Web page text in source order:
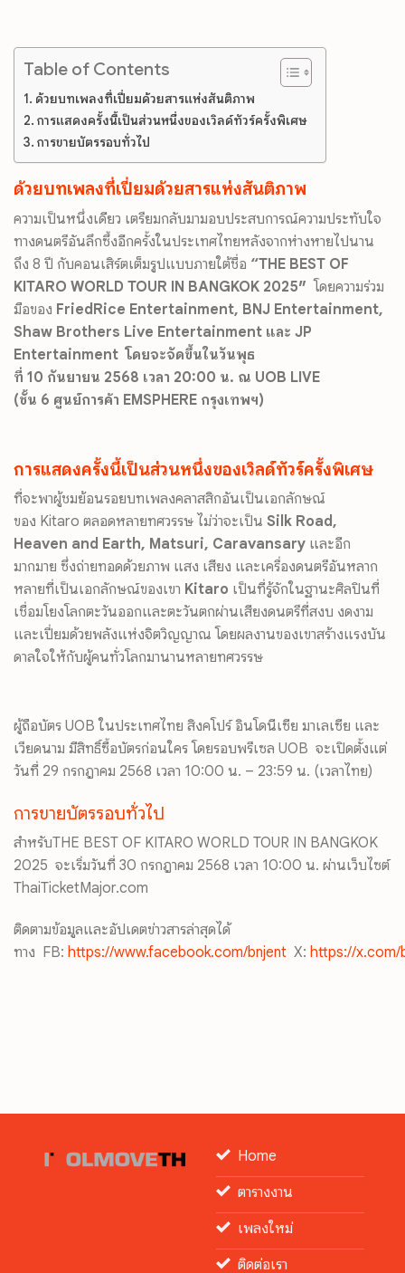
Table of Contents
ด้วยบทเพลงที่เปี่ยมด้วยสารแห่งสันติภาพ
การแสดงครั้งนี้เป็นส่วนหนึ่งของเวิลด์ทัวร์ครั้งพิเศษ
การขายบัตรรอบทั่วไป
ด้วยบทเพลงที่เปี่ยมด้วยสารแห่งสันติภาพ
ความเป็นหนึ่งเดียว เตรียมกลับมามอบประสบการณ์ความประทับใจ
ทางดนตรีอันลึกซึ้งอีกครั้งในประเทศไทยหลังจากห่างหายไปนาน
ถึง 8 ปี กับคอนเสิร์ตเต็มรูปแบบภายใต้ชื่อ “THE BEST OF
KITARO WORLD TOUR IN BANGKOK 2025″ โดยความร่วม
มือของ FriedRice Entertainment, BNJ Entertainment,
Shaw Brothers Live Entertainment และ JP
Entertainment โดยจะจัดขึ้นในวันพุธ
ที่ 10 กันยายน 2568 เวลา 20:00 น. ณ UOB LIVE
(ชั้น 6 ศูนย์การค้า EMSPHERE กรุงเทพฯ)
การแสดงครั้งนี้เป็นส่วนหนึ่งของเวิลด์ทัวร์ครั้งพิเศษ
ที่จะพาผู้ชมย้อนรอยบทเพลงคลาสสิกอันเป็นเอกลักษณ์
ของ Kitaro ตลอดหลายทศวรรษ ไม่ว่าจะเป็น Silk Road,
Heaven and Earth, Matsuri, Caravansary และอีก
มากมาย ซึ่งถ่ายทอดด้วยภาพ แสง เสียง และเครื่องดนตรีอันหลาก
หลายที่เป็นเอกลักษณ์ของเขา Kitaro เป็นที่รู้จักในฐานะศิลปินที่
เชื่อมโยงโลกตะวันออกและตะวันตกผ่านเสียงดนตรีที่สงบ งดงาม
และเปี่ยมด้วยพลังแห่งจิตวิญญาณ โดยผลงานของเขาสร้างแรงบัน
ดาลใจให้กับผู้คนทั่วโลกมานานหลายทศวรรษ
ผู้ถือบัตร UOB ในประเทศไทย สิงคโปร์ อินโดนีเซีย มาเลเซีย และ
เวียดนาม มีสิทธิ์ซื้อบัตรก่อนใคร โดยรอบพรีเซล UOB จะเปิดตั้งแต่
วันที่ 29 กรกฎาคม 2568 เวลา 10:00 น. – 23:59 น. (เวลาไทย)
การขายบัตรรอบทั่วไป
สำหรับTHE BEST OF KITARO WORLD TOUR IN BANGKOK
2025 จะเริ่มวันที่ 30 กรกฎาคม 2568 เวลา 10:00 น. ผ่านเว็บไซต์
ThaiTicketMajor.com
ติดตามข้อมูลและอัปเดตข่าวสารล่าสุดได้
ทาง FB: https://www.facebook.com/bnjent X: https://x.com/
Home
ตารางงาน
เพลงใหม่
ติดต่อเรา